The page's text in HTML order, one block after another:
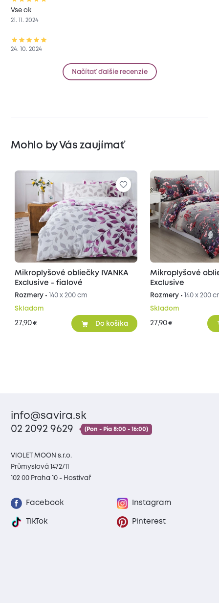
Vse ok
21. 11. 2024
24. 10. 2024
Načítať ďalšie recenzie
Mohlo by Vás zaujímať
Mikroplyšové obliečky IVANKA
Exclusive - fialové
Rozmery • 140 x 200 cm
Skladom
27,90€ Do košíka
Mikroplyšové
Exclusive
Rozmery • 140 x 200
Skladom
27,90€
info@savira.sk
02 2092 9629
(Pon - Pia 8:00 - 16:00)
VIOLET MOON s.r.o.
Průmyslová 1472/11
102 00 Praha 10 - Hostivař
Facebook Instagram
TikTok Pinterest